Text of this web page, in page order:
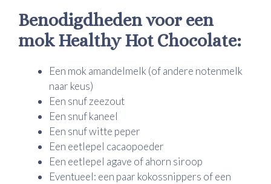
Benodigdheden voor een
mok Healthy Hot Chocolate:
Een mok amandelmelk (of andere notenmelk
naar keus)
Een snuf zeezout
Een snuf kaneel
Een snuf witte peper
Een eetlepel cacaopoeder
Een eetlepel agave of ahorn siroop
Eventueel: een paar kokossnippers of een